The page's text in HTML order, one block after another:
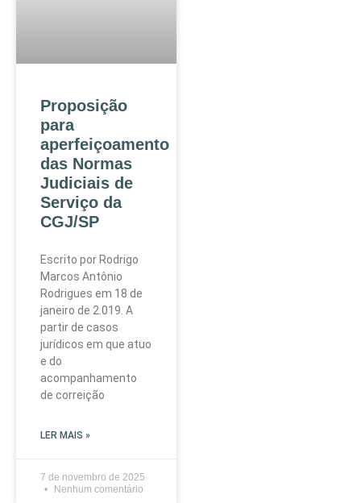
Proposição
para
aperfeiçoamento
das Normas
Judiciais de
Serviço da
CGJ/SP
Escrito por Rodrigo
Marcos Antônio
Rodrigues em 18 de
janeiro de 2.019. A
partir de casos
jurídicos em que atuo
e do
acompanhamento
de correição
LER MAIS »
7 de novembro de 2025
Nenhum comentário